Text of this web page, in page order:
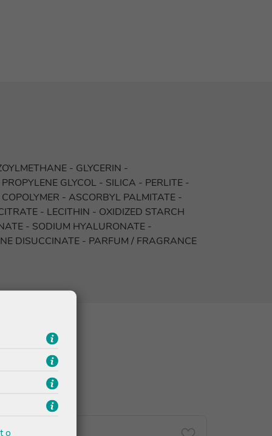
- GLYCERIN -
GLYCOL - SILICA - PERLITE -
- ASCORBYL PALMITATE -
- LECITHIN - OXIDIZED STARCH
- SODIUM HYALURONATE -
DISUCCINATE - PARFUM / FRAGRANCE
o